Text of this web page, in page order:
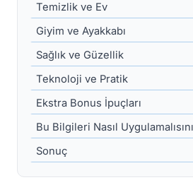
Temizlik ve Ev
Giyim ve Ayakkabı
Sağlık ve Güzellik
Teknoloji ve Pratik
Ekstra Bonus İpuçları
Bu Bilgileri Nasıl
Sonuç